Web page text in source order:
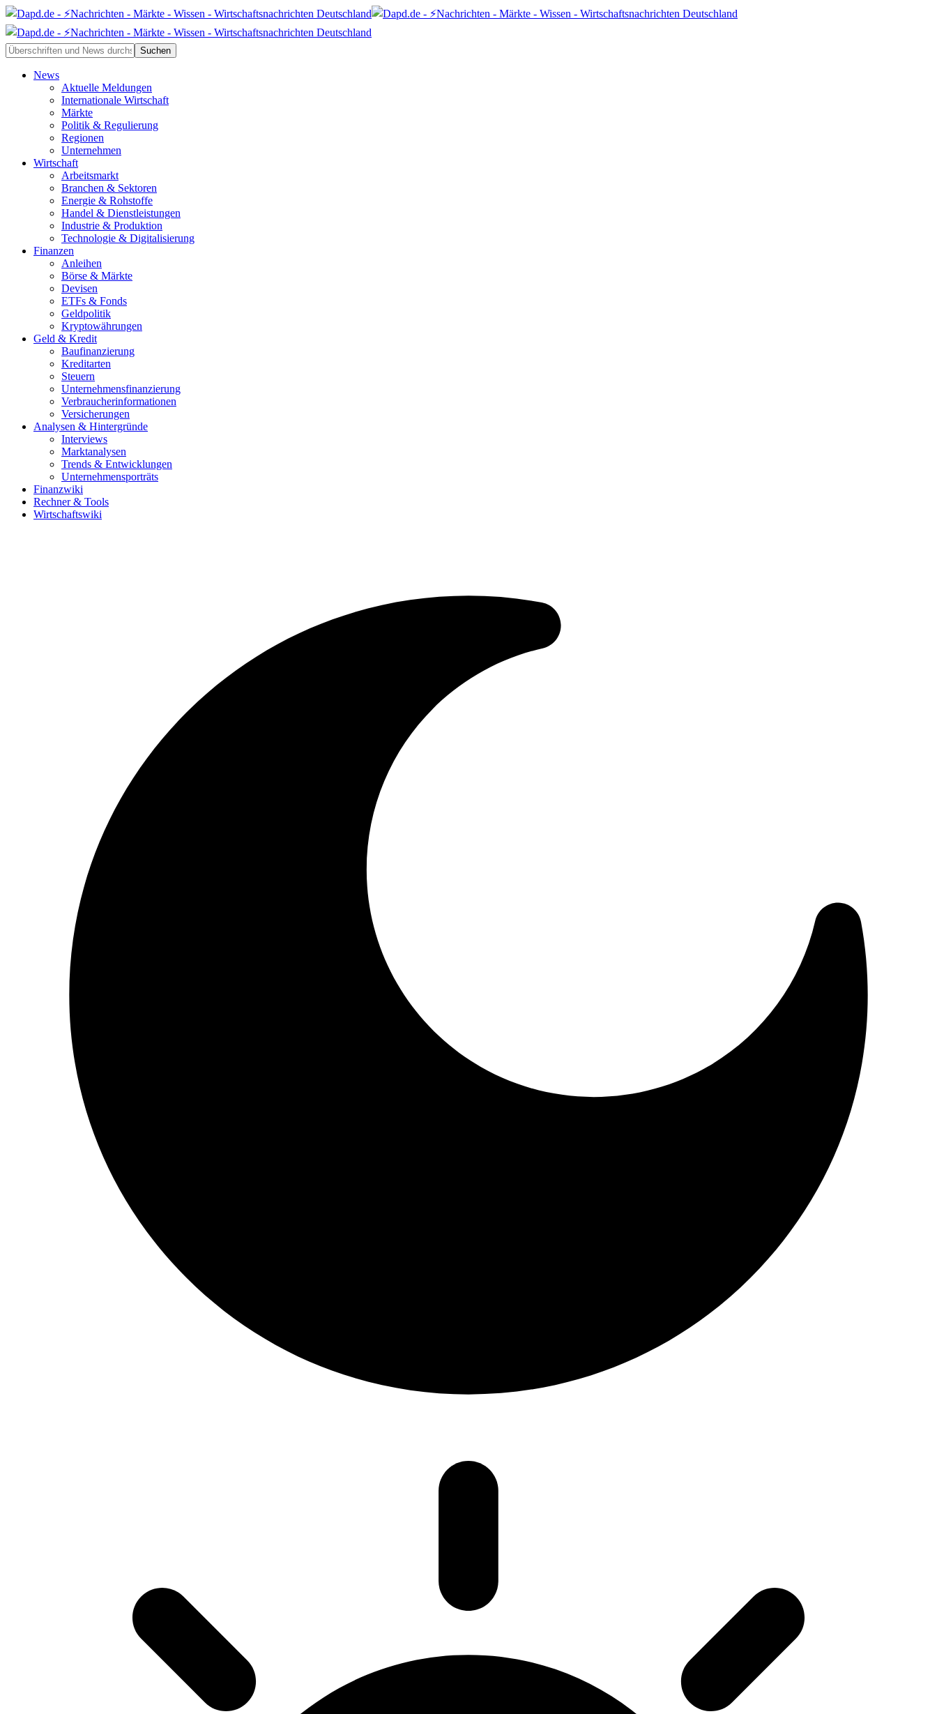
News
Aktuelle Meldungen
Internationale Wirtschaft
Märkte
Politik & Regulierung
Regionen
Unternehmen
Wirtschaft
Arbeitsmarkt
Branchen & Sektoren
Energie & Rohstoffe
Handel & Dienstleistungen
Industrie & Produktion
Technologie & Digitalisierung
Finanzen
Anleihen
Börse & Märkte
Devisen
ETFs & Fonds
Geldpolitik
Kryptowährungen
Geld & Kredit
Baufinanzierung
Kreditarten
Steuern
Unternehmensfinanzierung
Verbraucherinformationen
Versicherungen
Analysen & Hintergründe
Interviews
Marktanalysen
Trends & Entwicklungen
Unternehmensporträts
Finanzwiki
Rechner & Tools
Wirtschaftswiki